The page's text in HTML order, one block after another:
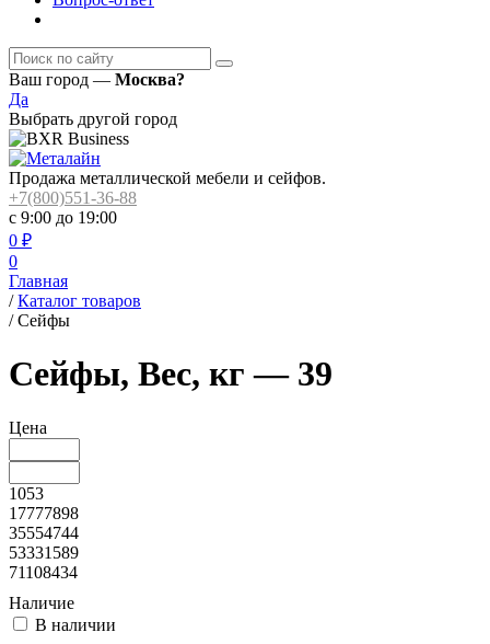
Ваш город — Москва?
Да
Выбрать другой город
Продажа металлической мебели и сейфов.
+7(800)551-36-88
с 9:00 до 19:00
0 ₽
0
Главная
/ Каталог товаров
/ Сейфы
Сейфы, Вес, кг — 39
Цена
1053
17777898
35554744
53331589
71108434
Наличие
В наличии